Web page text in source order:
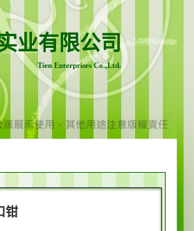
业有限公司
Tien Enterprises Co.,Ltd.
钳